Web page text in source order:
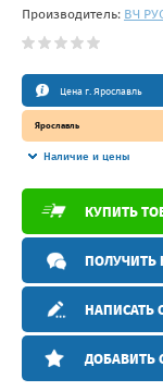
Производитель: ВЧ
Цена г. Ярославль
Ярославль
Наличие и цены
КУПИТЬ
ПОЛУЧИТЬ
НАПИСАТЬ
ДОБАВИТЬ